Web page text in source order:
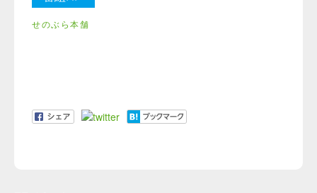
せのぶら本舗